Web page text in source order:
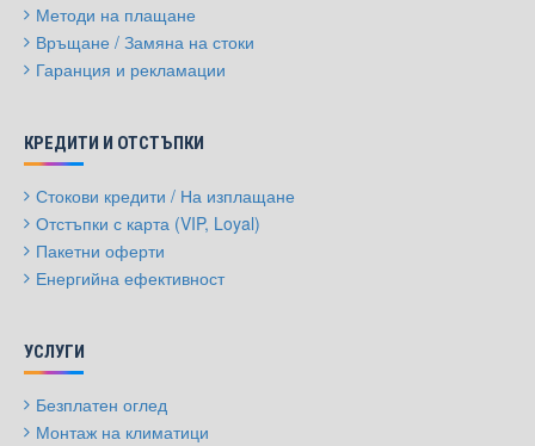
Методи на плащане
Връщане / Замяна на стоки
Гаранция и рекламации
КРЕДИТИ И ОТСТЪПКИ
Стокови кредити / На изплащане
Отстъпки с карта (VIP, Loyal)
Пакетни оферти
Енергийна ефективност
УСЛУГИ
Безплатен оглед
Монтаж на климатици